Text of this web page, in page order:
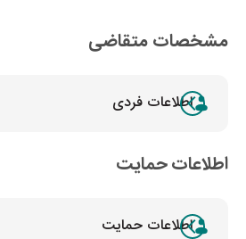
مشخصات متقاضی
اطلاعات فردی
اطلاعات حمایت
اطلاعات حمایت